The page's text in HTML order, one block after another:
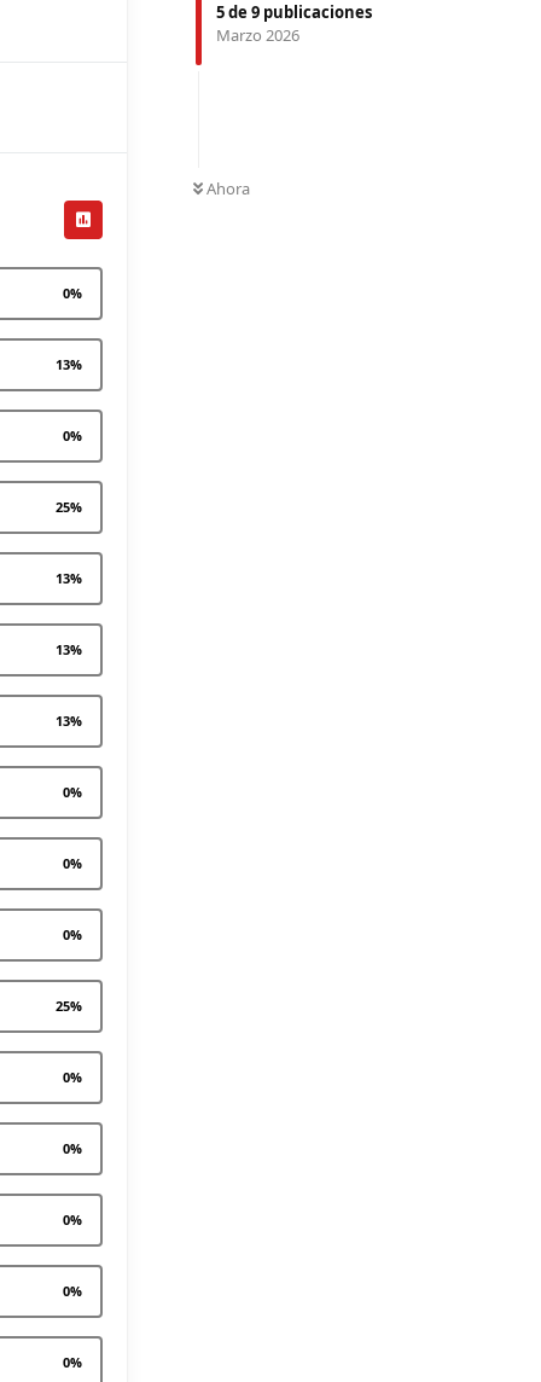
5de 9 publicaciones
Marzo 2026
Ahora
0%
13%
0%
25%
13%
13%
13%
0%
0%
0%
25%
0%
0%
0%
0%
0%